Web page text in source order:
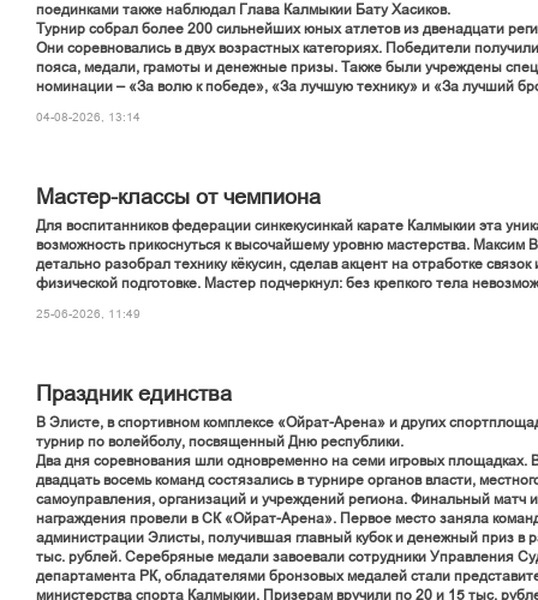
поединками также наблюдал Глава Калмыкии Бату Хасиков.
Турнир собрал более 200 сильнейших юных атлетов из двенадцати
Они соревновались в двух возрастных категориях. Победители
пояса, медали, грамоты и денежные призы. Также были учреждены
номинации – «За волю к победе», «За лучшую технику» и «За лучший
04-08-2026, 13:14
Мастер-классы от чемпиона
Для воспитанников федерации синкекусинкай карате Калмыкии эта
возможность прикоснуться к высочайшему уровню мастерства. Максим
детально разобрал технику кёкусин, сделав акцент на отработке
физической подготовке. Мастер подчеркнул: без крепкого тела
25-06-2026, 11:49
Праздник единства
В Элисте, в спортивном комплексе «Ойрат-Арена» и других
турнир по волейболу, посвященный Дню республики.
Два дня соревнования шли одновременно на семи игровых площадках.
двадцать восемь команд состязались в турнире органов власти,
самоуправления, организаций и учреждений региона. Финальный матч
награждения провели в СК «Ойрат-Арена». Первое место заняла
администрации Элисты, получившая главный кубок и денежный приз в
тыс. рублей. Серебряные медали завоевали сотрудники Управления
департамента РК, обладателями бронзовых медалей стали
министерства спорта Калмыкии. Призерам вручили по 20 и 15 тыс.